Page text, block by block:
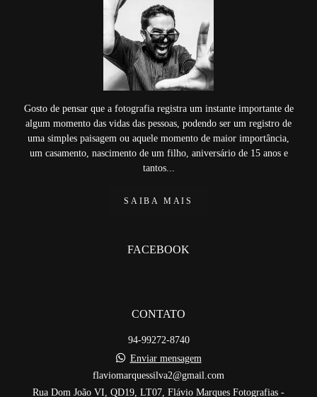
Gosto de pensar que a fotografia registra um instante importante de
algum momento das vidas das pessoas, podendo ser um registro de
uma simples paisagem ou aquele momento de maior importância,
um casamento, nascimento de um filho, aniversário de 15 anos e
tantos...
SAIBA MAIS
FACEBOOK
CONTATO
94-99272-8740
Enviar mensagem
flaviomarquessilva2@gmail.com
Rua Dom João VI, QD19, LT07, Flávio Marques Fotografias -